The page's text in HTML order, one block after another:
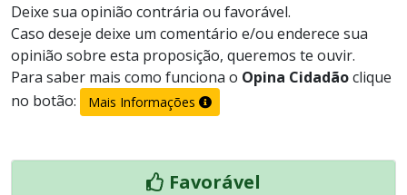
Deixe sua opinião contrária ou favorável.
Caso deseje deixe um comentário e/ou enderece sua
opinião sobre esta proposição, queremos te ouvir.
Para saber mais como funciona o Opina Cidadãoclique
no botão:
Mais Informações
Favorável